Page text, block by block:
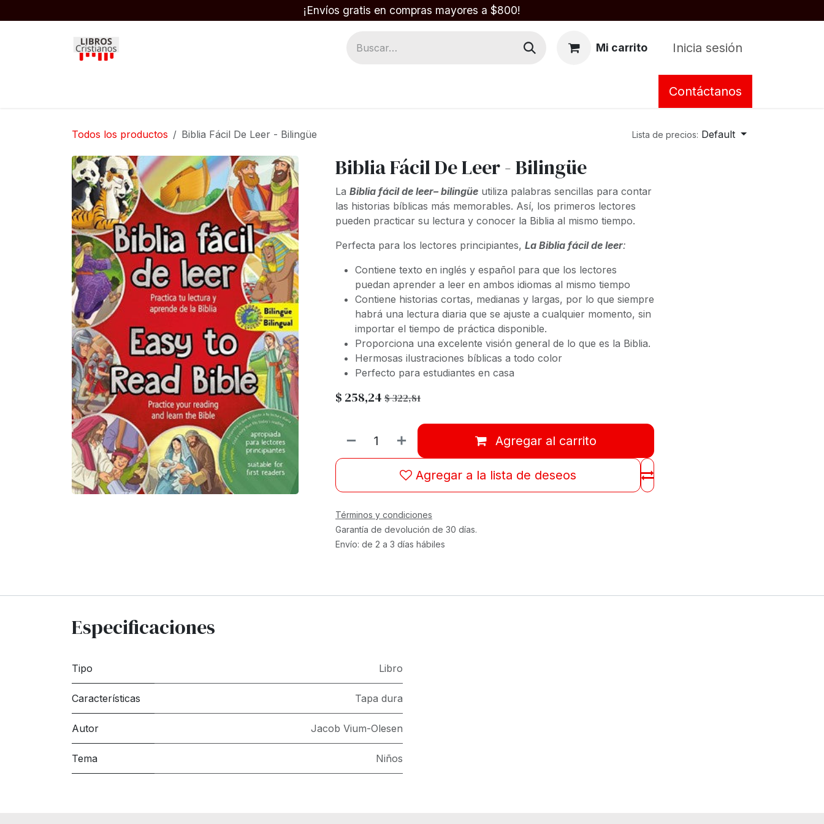
¡Envíos gratis en compras mayores a $800!
Mi carrito Inicia sesión
Contáctanos
Todos los productos Biblia Fácil De Leer - Bilingüe Lista de precios: Default
Biblia Fácil De Leer - Bilingüe
La Biblia fácil de leer– bilingüe utiliza palabras sencillas para contar
las historias bíblicas más memorables. Así, los primeros lectores
pueden practicar su lectura y conocer la Biblia al mismo tiempo.
Perfecta para los lectores principiantes, La Biblia fácil de leer:
Contiene texto en inglés y español para que los lectores
puedan aprender a leer en ambos idiomas al mismo tiempo
Contiene historias cortas, medianas y largas, por lo que siempre
habrá una lectura diaria que se ajuste a cualquier momento, sin
importar el tiempo de práctica disponible.
Proporciona una excelente visión general de lo que es la Biblia.
Hermosas ilustraciones bíblicas a todo color
Perfecto para estudiantes en casa
$ 258,24 $322,81
Agregar al carrito
Agregar a la lista de deseos
Términos y condiciones
Garantía de devolución de 30 días.
Envío: de 2 a 3 días hábiles
Especificaciones
Tipo Libro
Características Tapa dura
Autor Jacob Vium-Olesen
Tema Niños